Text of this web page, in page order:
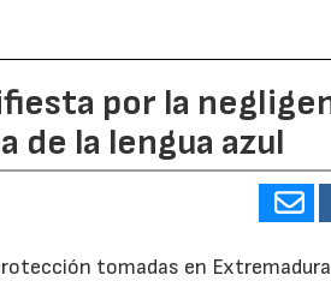
por la
de la lengua azul
tomadas en